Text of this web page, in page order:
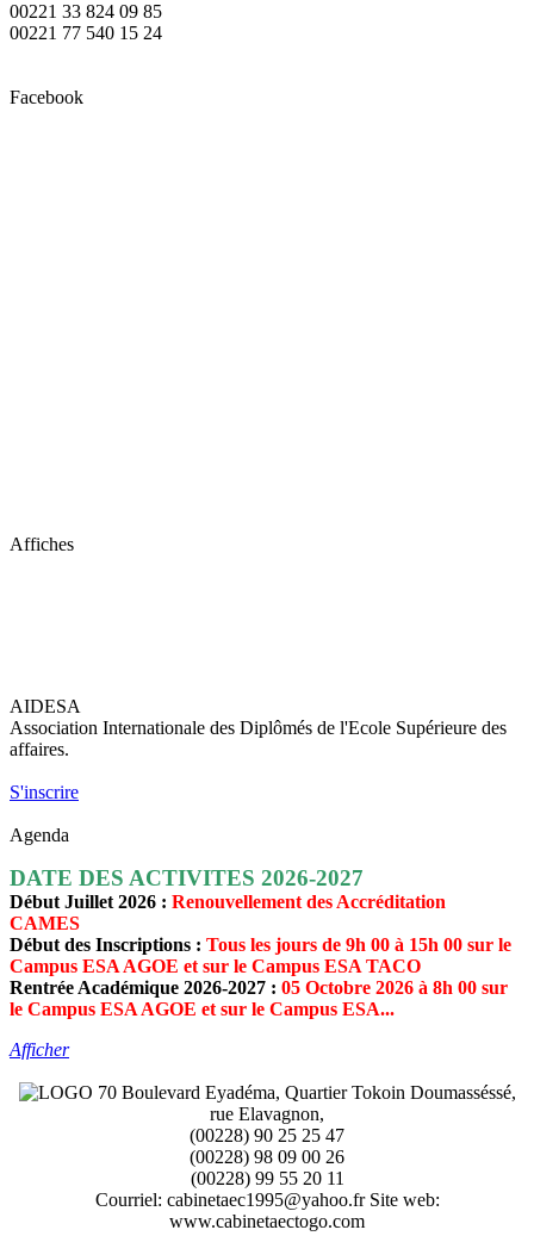
00221 33 824 09 85
00221 77 540 15 24
Facebook
Affiches
AIDESA
Association Internationale des Diplômés de l'Ecole Supérieure des
affaires.
S'inscrire
Agenda
DATE DES ACTIVITES 2026-2027
Début Juillet 2026 : Renouvellement des Accréditation
CAMES
Début des Inscriptions : Tous les jours de 9h 00 à 15h 00 sur le
Campus ESA AGOE et sur le Campus ESA TACO
Rentrée Académique 2026-2027 : 05 Octobre 2026 à 8h 00 sur
le Campus ESA AGOE et sur le Campus ESA...
Afficher
70 Boulevard Eyadéma, Quartier Tokoin Doumasséssé,
rue Elavagnon,
(00228) 90 25 25 47
(00228) 98 09 00 26
(00228) 99 55 20 11
Courriel: cabinetaec1995@yahoo.fr Site web:
www.cabinetaectogo.com